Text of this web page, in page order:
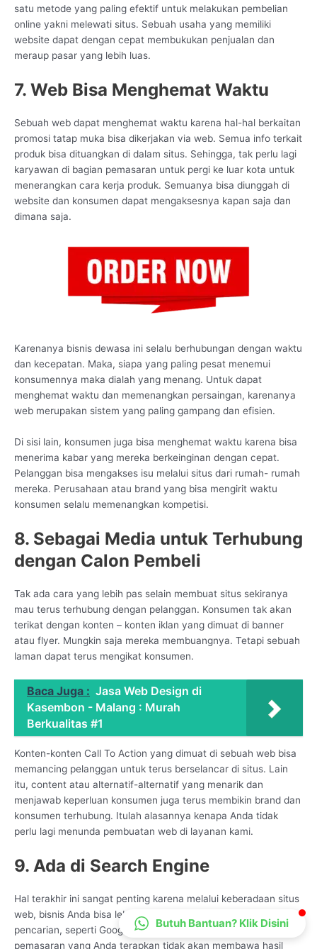
satu metode yang paling efektif untuk melakukan pembelian
online yakni melewati situs. Sebuah usaha yang memiliki
website dapat dengan cepat membukukan penjualan dan
meraup pasar yang lebih luas.
7. Web Bisa Menghemat Waktu
Sebuah web dapat menghemat waktu karena hal-hal berkaitan
promosi tatap muka bisa dikerjakan via web. Semua info terkait
produk bisa dituangkan di dalam situs. Sehingga, tak perlu lagi
karyawan di bagian pemasaran untuk pergi ke luar kota untuk
menerangkan cara kerja produk. Semuanya bisa diunggah di
website dan konsumen dapat mengaksesnya kapan saja dan
dimana saja.
Karenanya bisnis dewasa ini selalu berhubungan dengan waktu
dan kecepatan. Maka, siapa yang paling pesat menemui
konsumennya maka dialah yang menang. Untuk dapat
menghemat waktu dan memenangkan persaingan, karenanya
web merupakan sistem yang paling gampang dan efisien.
Di sisi lain, konsumen juga bisa menghemat waktu karena bisa
menerima kabar yang mereka berkeinginan dengan cepat.
Pelanggan bisa mengakses isu melalui situs dari rumah- rumah
mereka. Perusahaan atau brand yang bisa mengirit waktu
konsumen selalu memenangkan kompetisi.
8. Sebagai Media untuk Terhubung
dengan Calon Pembeli
Tak ada cara yang lebih pas selain membuat situs sekiranya
mau terus terhubung dengan pelanggan. Konsumen tak akan
terikat dengan konten – konten iklan yang dimuat di banner
atau flyer. Mungkin saja mereka membuangnya. Tetapi sebuah
laman dapat terus mengikat konsumen.
Baca Juga : Jasa Web Design di
Kasembon - Malang : Murah
Berkualitas #1
Konten-konten Call To Action yang dimuat di sebuah web bisa
memancing pelanggan untuk terus berselancar di situs. Lain
itu, content atau alternatif-alternatif yang menarik dan
menjawab keperluan konsumen juga terus membikin brand dan
konsumen terhubung. Itulah alasannya kenapa Anda tidak
perlu lagi menunda pembuatan web di layanan kami.
9. Ada di Search Engine
Hal terakhir ini sangat penting karena melalui keberadaan situs
web, bisnis Anda bisa lebih mudah ditemukan di mesin
pencarian, seperti Google, Bing, Yandex, dan lainnya. Sebab,
pemasaran yang Anda terapkan tidak akan membawa hasil
CS Lenteraweb
Online
Butuh Bantuan? Klik Disini